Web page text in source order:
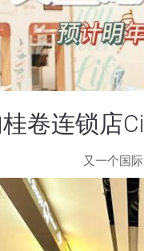
卷连锁店
又一个国